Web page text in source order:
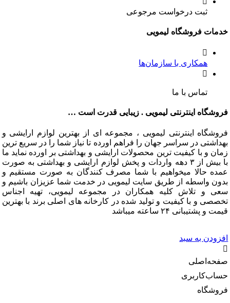
ثبت درخواست مرجوعی
فروشگاه لیمویی
همکاری با سازمان‌ها
تماس با ما
اینترنتی لیمویی . زیبایی قدرت است …
اینترنتی لیمویی ، مجموعه ای از بهترین لوازم ارایشی و
در سراسر جهان را فراهم اورده تا نیاز شما را در سریع ترین
و با کیفیت ترین محصولات ارایشی و بهداشتی بر اورده نماید ما
با بیش از ۳ دهه واردات و پخش لوازم ارایشی و بهداشتی به صورت
حالا میخواهیم با شما مصرف کنندگان به صورت مستقیم و
واسطه از طریق سایت لیمویی در خدمت شما عزیزان باشیم و
و تلاش کلیه همکاران در مجموعه لیمویی، تهیه اجناس
و با کیفیت و تولید شده در کارخانه های اصلی برند با بهترین
۲۴ ساعته میباشد
به سبد